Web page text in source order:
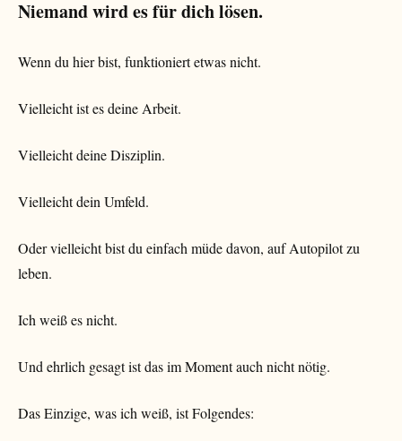
Niemand wird es für dich lösen.
Wenn du hier bist, funktioniert etwas nicht.
Vielleicht ist es deine Arbeit.
Vielleicht deine Disziplin.
Vielleicht dein Umfeld.
Oder vielleicht bist du einfach müde davon, auf Autopilot zu
leben.
Ich weiß es nicht.
Und ehrlich gesagt ist das im Moment auch nicht nötig.
Das Einzige, was ich weiß, ist Folgendes: